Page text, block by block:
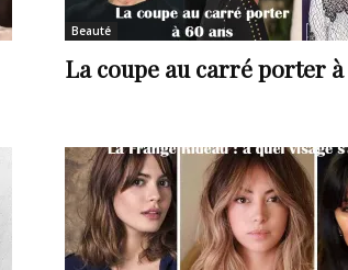
Beauté
La coupe au carré porter à